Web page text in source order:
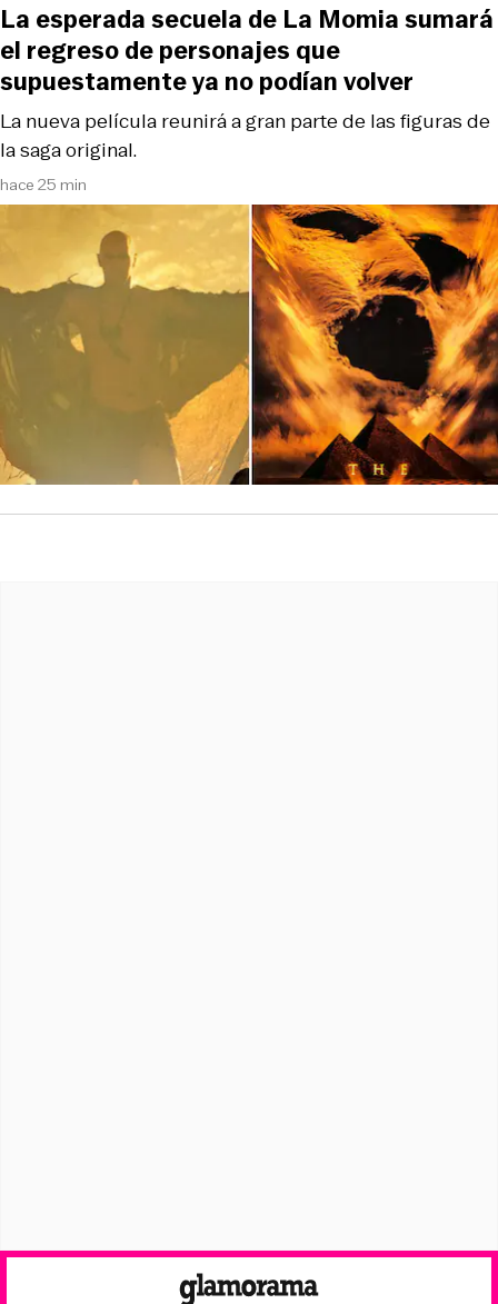
hace 25 min
La nueva película reunirá a gran parte de las figuras de
la saga original.
La esperada secuela de La Momia sumará
el regreso de personajes que
supuestamente ya no podían volver